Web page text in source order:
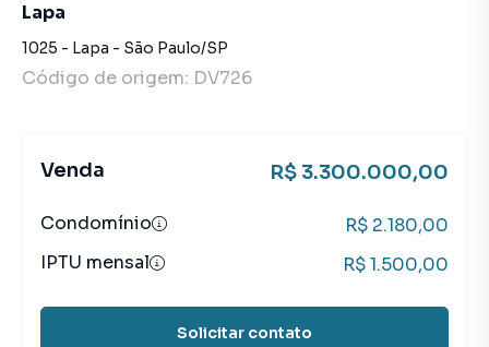
Lapa
1025 - Lapa - São Paulo/SP
Código de origem: DV726
Venda R$ 3.300.000,00
Condomínio
R$ 2.180,00
IPTU mensal
R$ 1.500,00
Solicitar contato